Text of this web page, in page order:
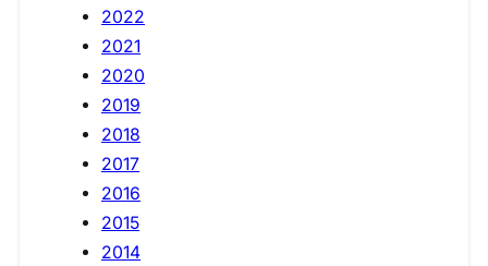
2022
2021
2020
2019
2018
2017
2016
2015
2014